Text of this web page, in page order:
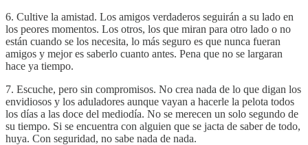
6. Cultive la amistad. Los amigos verdaderos seguirán a su lado en
los peores momentos. Los otros, los que miran para otro lado o no
están cuando se los necesita, lo más seguro es que nunca fueran
amigos y mejor es saberlo cuanto antes. Pena que no se largaran
hace ya tiempo.
7. Escuche, pero sin compromisos. No crea nada de lo que digan los
envidiosos y los aduladores aunque vayan a hacerle la pelota todos
los días a las doce del mediodía. No se merecen un solo segundo de
su tiempo. Si se encuentra con alguien que se jacta de saber de todo,
huya. Con seguridad, no sabe nada de nada.